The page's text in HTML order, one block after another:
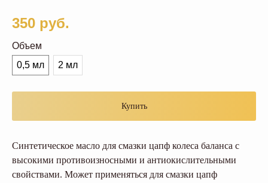
350 руб.
Объем
0,5 мл
2 мл
Купить
Синтетическое масло для смазки цапф колеса баланса с
высокими противоизносными и антиокислительными
свойствами. Может применяться для смазки цапф